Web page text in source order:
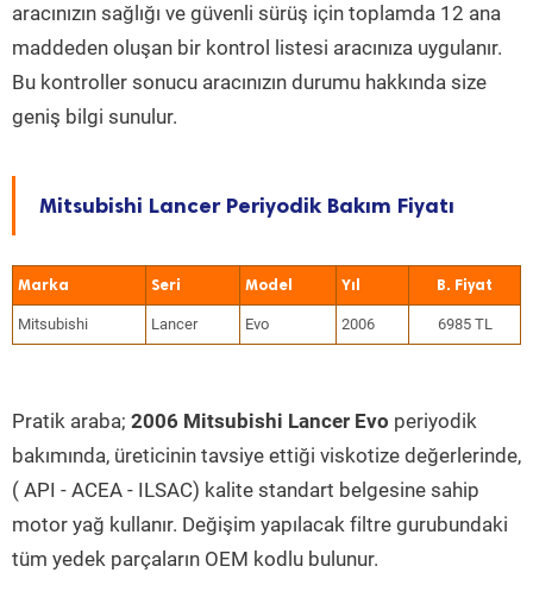
aracınızın sağlığı ve güvenli sürüş için toplamda 12 ana
maddeden oluşan bir kontrol listesi aracınıza uygulanır.
Bu kontroller sonucu aracınızın durumu hakkında size
geniş bilgi sunulur.
Mitsubishi Lancer Periyodik Bakım Fiyatı
Marka Seri Model Yıl
Mitsubishi Lancer Evo 2006 6985 TL
Pratik araba; 2006 Mitsubishi Lancer Evo periyodik
bakımında, üreticinin tavsiye ettiği viskotize değerlerinde,
( API - ACEA - ILSAC) kalite standart belgesine sahip
motor yağ kullanır. Değişim yapılacak filtre gurubundaki
tüm yedek parçaların OEM kodlu bulunur.